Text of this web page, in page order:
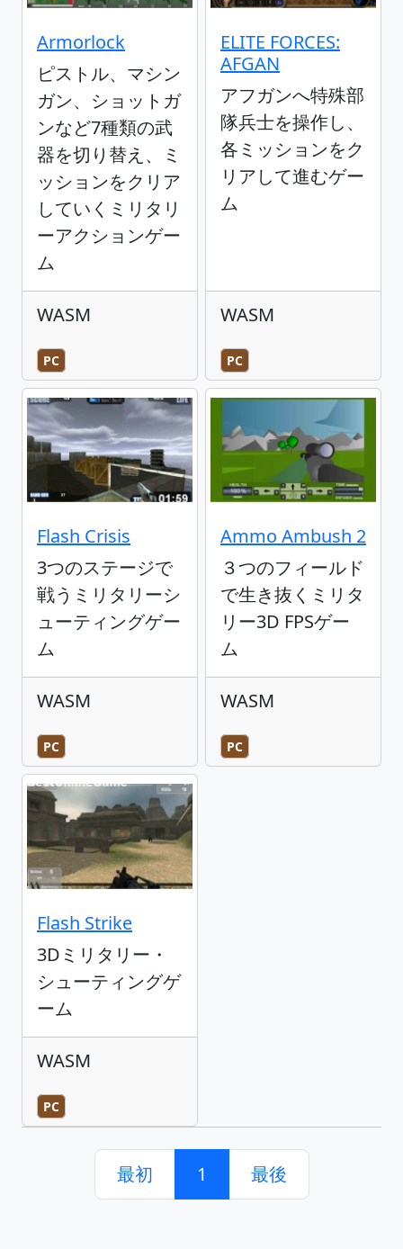
Armorlock
ピストル、マシン
ガン、ショットガ
ンなど7種類の武
器を切り替え、ミ
ッションをクリア
していくミリタリ
ーアクションゲー
ム
WASM
PC
ELITE FORCES:
AFGAN
アフガンへ特殊部
隊兵士を操作し、
各ミッションをク
リアして進むゲー
ム
WASM
PC
Flash Crisis
3つのステージで
戦うミリタリーシ
ューティングゲー
ム
WASM
PC
Ammo Ambush 2
３つのフィールド
で生き抜くミリタ
リー3D FPSゲー
ム
WASM
PC
Flash Strike
3Dミリタリー・
シューティングゲ
ーム
WASM
PC
最初 1 最後